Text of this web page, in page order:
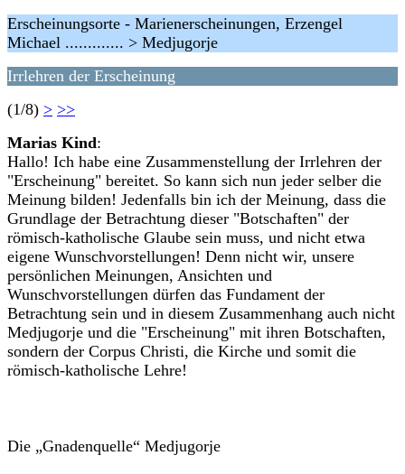
Erscheinungsorte - Marienerscheinungen, Erzengel
Michael ............. > Medjugorje
Irrlehren der Erscheinung
(1/8) > >>
Marias Kind:
Hallo! Ich habe eine Zusammenstellung der Irrlehren der
"Erscheinung" bereitet. So kann sich nun jeder selber die
Meinung bilden! Jedenfalls bin ich der Meinung, dass die
Grundlage der Betrachtung dieser "Botschaften" der
römisch-katholische Glaube sein muss, und nicht etwa
eigene Wunschvorstellungen! Denn nicht wir, unsere
persönlichen Meinungen, Ansichten und
Wunschvorstellungen dürfen das Fundament der
Betrachtung sein und in diesem Zusammenhang auch nicht
Medjugorje und die "Erscheinung" mit ihren Botschaften,
sondern der Corpus Christi, die Kirche und somit die
römisch-katholische Lehre!
Die „Gnadenquelle“ Medjugorje